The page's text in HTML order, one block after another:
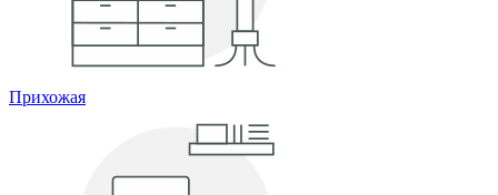
Прихожая